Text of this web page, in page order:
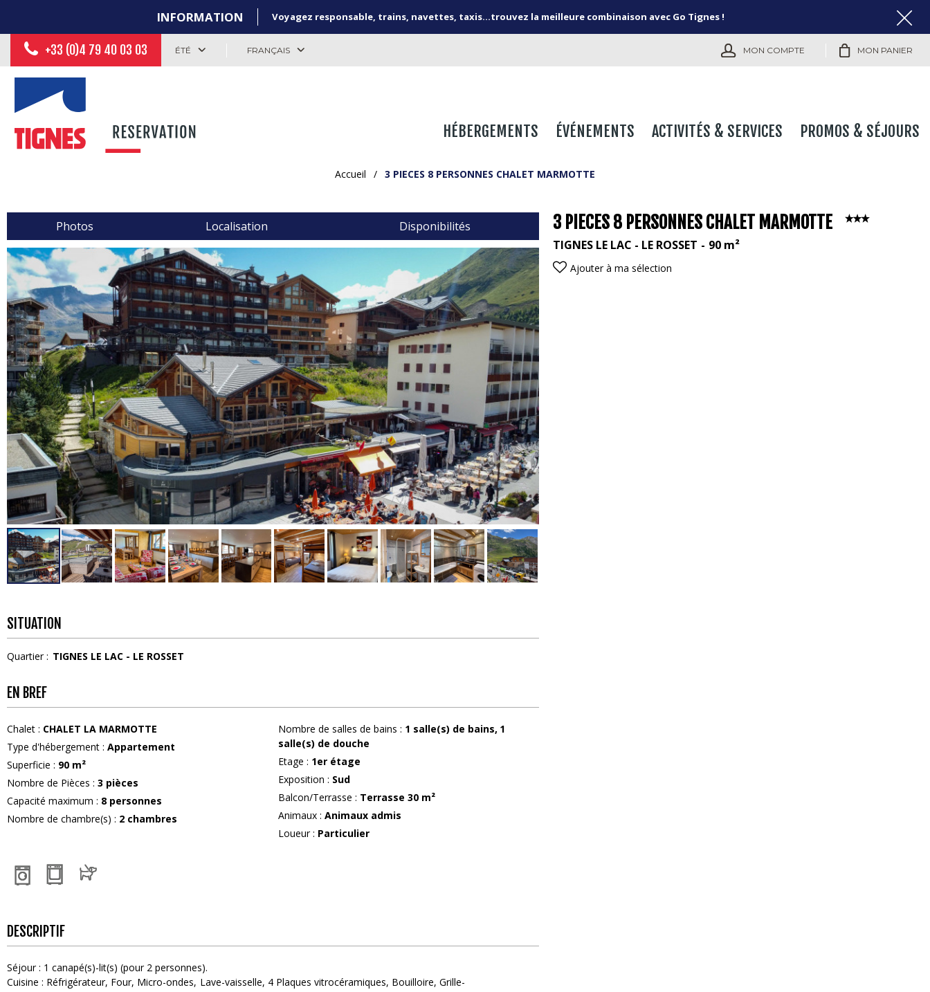
INFORMATION Voyagez responsable, trains, navettes, taxis...trouvez la meilleure combinaison avec Go Tignes !
+33 (0)4 79 40 03 03 ÉTÉ FRANÇAIS MON COMPTE MON PANIER
HÉBERGEMENTS ÉVÉNEMENTS ACTIVITÉS & SERVICES PROMOS & SÉJOURS
Accueil / 3 PIECES 8 PERSONNES CHALET MARMOTTE
Photos Localisation Disponibilités 3 PIECES 8 PERSONNES CHALET MARMOTTE
TIGNES LE LAC - LE ROSSET 90 m²
Ajouter à ma sélection
SITUATION
Quartier : TIGNES LE LAC - LE ROSSET
EN BREF
Chalet : CHALET LA MARMOTTE
Type d'hébergement : Appartement
Superficie : 90 m²
Nombre de Pièces : 3 pièces
Capacité maximum : 8 personnes
Nombre de chambre(s) : 2 chambres
Nombre de salles de bains : 1 salle(s) de bains 1
salle(s) de douche
Etage : 1er étage
Exposition : Sud
Balcon/Terrasse : Terrasse 30 m²
Animaux : Animaux admis
Loueur: Particulier
DESCRIPTIF
Séjour: 1 canapé(s)-lit(s) (pour 2 personnes)
Cuisine : Réfrigérateur Four Micro-ondes Lave-vaisselle 4 Plaques vitrocéramiques Bouilloire Grille-